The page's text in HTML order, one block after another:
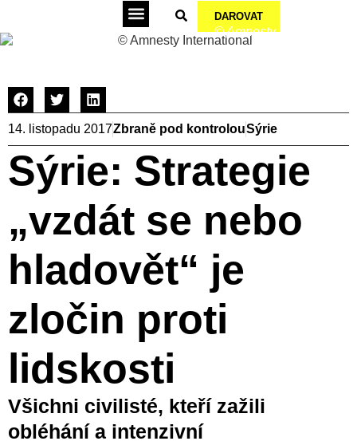
DAROVAT
© Amnesty International
14. listopadu 2017Zbraně pod kontrolouSýrie
Sýrie: Strategie
„vzdát se nebo
hladovět“ je
zločin proti
lidskosti
Všichni civilisté, kteří zažili
obléhání a intenzivní